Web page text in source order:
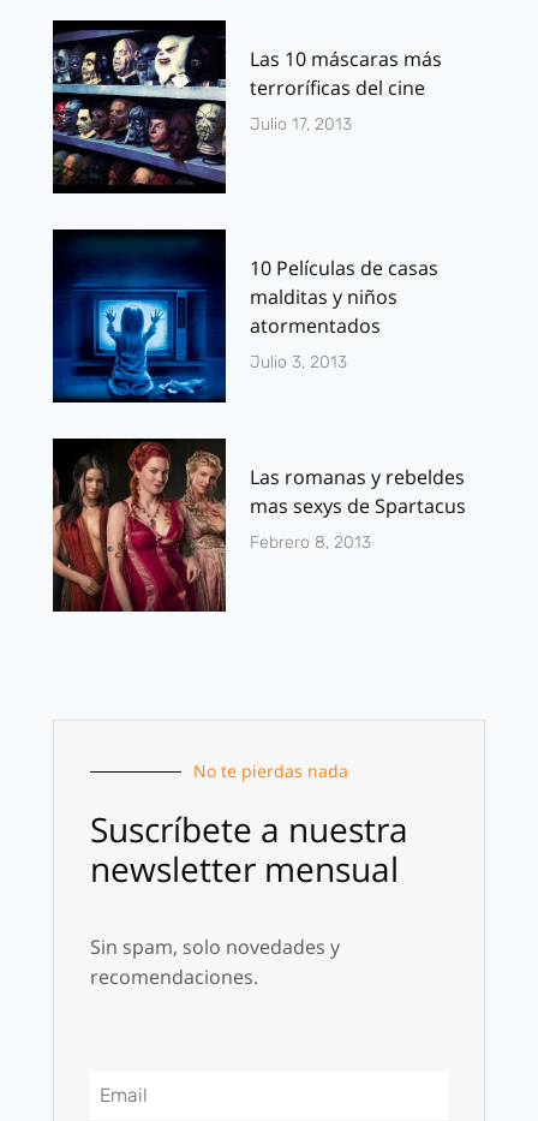
Las 10 máscaras más
terroríficas del cine
Julio 17, 2013
10 Películas de casas
malditas y niños
atormentados
Julio 3, 2013
Las romanas y rebeldes
mas sexys de Spartacus
Febrero 8, 2013
No te pierdas nada
Suscríbete a nuestra
newsletter mensual
Sin spam, solo novedades y
recomendaciones.